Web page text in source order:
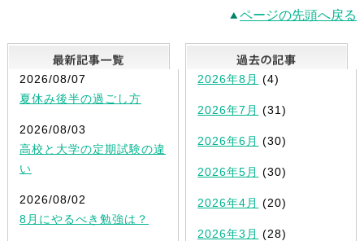
ページの先頭へ戻る
最新記事一覧
2026/08/07
夏休み後半の過ごし方
2026/08/03
高校と大学の定期試験の違
い
2026/08/02
8月にやるべき勉強は？
2026年8月 (4)
2026年7月 (31)
2026年6月 (30)
2026年5月 (30)
2026年4月 (20)
2026年3月 (28)